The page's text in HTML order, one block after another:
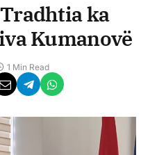
ka
Kumanovë
1 Min Read